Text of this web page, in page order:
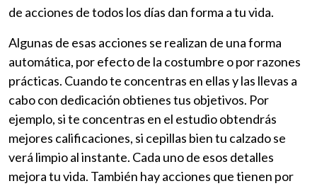
de acciones de todos los días dan forma a tu vida.
Algunas de esas acciones se realizan de una forma
automática, por efecto de la costumbre o por razones
prácticas. Cuando te concentras en ellas y las llevas a
cabo con dedicación obtienes tus objetivos. Por
ejemplo, si te concentras en el estudio obtendrás
mejores calificaciones, si cepillas bien tu calzado se
verá limpio al instante. Cada uno de esos detalles
mejora tu vida. También hay acciones que tienen por